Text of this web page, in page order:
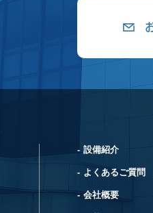
設備紹介
よくあるご質問
会社概要